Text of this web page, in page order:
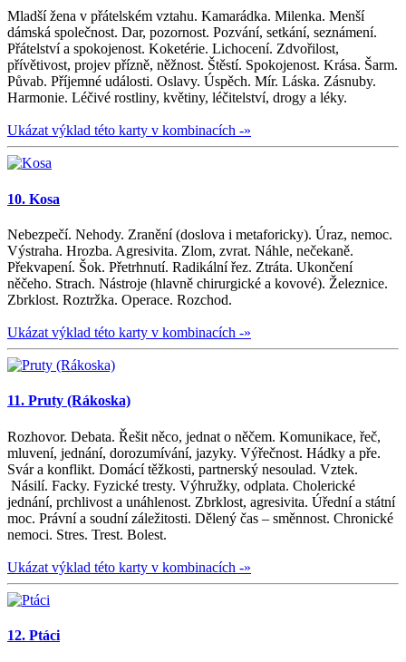
Mladší žena v přátelském vztahu. Kamarádka. Milenka. Menší
dámská společnost. Dar, pozornost. Pozvání, setkání, seznámení.
Přátelství a spokojenost. Koketérie. Lichocení. Zdvořilost,
přívětivost, projev přízně, něžnost. Štěstí. Spokojenost. Krása. Šarm.
Půvab. Příjemné události. Oslavy. Úspěch. Mír. Láska. Zásnuby.
Harmonie. Léčivé rostliny, květiny, léčitelství, drogy a léky.
Ukázat výklad této karty v kombinacích -»
10. Kosa
Nebezpečí. Nehody. Zranění (doslova i metaforicky). Úraz, nemoc.
Výstraha. Hrozba. Agresivita. Zlom, zvrat. Náhle, nečekaně.
Překvapení. Šok. Přetrhnutí. Radikální řez. Ztráta. Ukončení
něčeho. Strach. Nástroje (hlavně chirurgické a kovové). Železnice.
Zbrklost. Roztržka. Operace. Rozchod.
Ukázat výklad této karty v kombinacích -»
11. Pruty (Rákoska)
Rozhovor. Debata. Řešit něco, jednat o něčem. Komunikace, řeč,
mluvení, jednání, dorozumívání, jazyky. Výřečnost. Hádky a pře.
Svár a konflikt. Domácí těžkosti, partnerský nesoulad. Vztek.
Násilí. Facky. Fyzické tresty. Výhružky, odplata. Cholerické
jednání, prchlivost a unáhlenost. Zbrklost, agresivita. Úřední a státní
moc. Právní a soudní záležitosti. Dělený čas – směnnost. Chronické
nemoci. Stres. Trest. Bolest.
Ukázat výklad této karty v kombinacích -»
12. Ptáci